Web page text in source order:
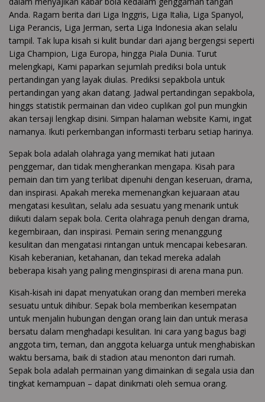
Anda. Ragam berita dari Liga Inggris, Liga Italia, Liga Spanyol,
Liga Perancis, Liga Jerman, serta Liga Indonesia akan selalu
tampil. Tak lupa kisah si kulit bundar dari ajang bergengsi seperti
Liga Champion, Liga Europa, hingga Piala Dunia. Turut
melengkapi, Kami paparkan sejumlah prediksi bola untuk
pertandingan yang layak diulas. Prediksi sepakbola untuk
pertandingan yang akan datang. Jadwal pertandingan sepakbola,
hinggs statistik permainan dan video cuplikan gol pun mungkin
akan tersaji lengkap disini. Simpan halaman website Kami, ingat
namanya. Ikuti perkembangan informasti terbaru setiap harinya.
Sepak bola adalah olahraga yang memikat hati jutaan
penggemar, dan tidak mengherankan mengapa. Kisah para
pemain dan tim yang terlibat dipenuhi dengan keseruan, drama,
dan inspirasi. Apakah mereka memenangkan kejuaraan atau
mengatasi kesulitan, selalu ada sesuatu yang menarik untuk
diikuti dalam sepak bola. Cerita olahraga penuh dengan drama,
kegembiraan, dan inspirasi. Pemain sering menanggung
kesulitan dan mengatasi rintangan untuk mencapai kebesaran.
Kisah keberanian, ketahanan, dan tekad mereka adalah
beberapa kisah yang paling menginspirasi di arena mana pun.
Kisah-kisah ini dapat menyatukan orang dan memberi mereka
sesuatu untuk dihibur. Sepak bola memberikan kesempatan
untuk menjalin hubungan dengan orang lain dan untuk merasa
bersatu dalam menghadapi kesulitan. Ini cara yang bagus bagi
anggota tim, teman, dan anggota keluarga untuk menghabiskan
waktu bersama, baik di stadion atau menonton dari rumah.
Sepak bola adalah permainan yang dimainkan di segala usia dan
tingkat kemampuan – dapat dinikmati oleh semua orang.